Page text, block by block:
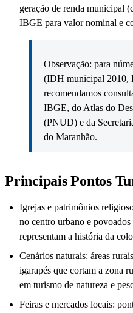
geração de renda municipal
IBGE para valor nominal e
Observação: para
(IDH municipal 2010,
recomendamos
IBGE, do Atlas do
(PNUD) e da
do Maranhão.
Principais Pontos
Igrejas e patrimônios
no centro urbano e
representam a história da
Cenários naturais: áreas
igarapés que cortam a zona
em turismo de natureza e
Feiras e mercados locais: